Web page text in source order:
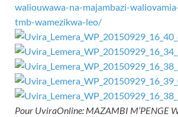
waliouwawa-na-majambazi-
tmb-wamezikwa-leo/
Pour UviraOnline: MAZAMBI M’PENGE